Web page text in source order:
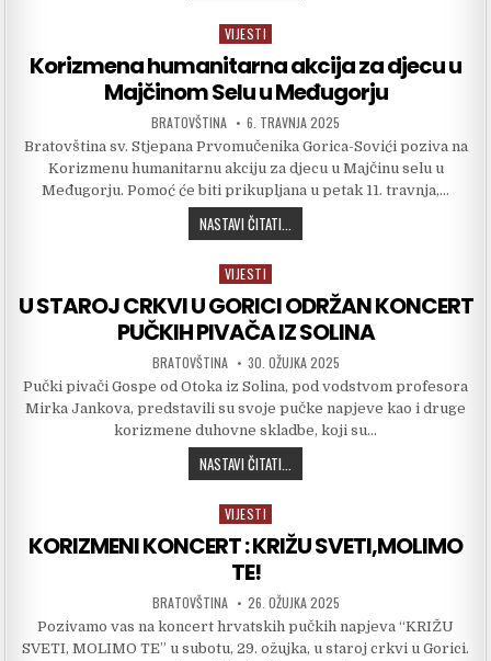
Posted in
VIJESTI
Korizmena humanitarna akcija za djecu u
Majčinom Selu u Međugorju
AUTHOR:
BRATOVŠTINA PUBLISHED DATE:
6. TRAVNJA 2025
Bratovština sv. Stjepana Prvomučenika Gorica-Sovići poziva na
Korizmenu humanitarnu akciju za djecu u Majčinu selu u
Međugorju. Pomoć će biti prikupljana u petak 11. travnja,…
NASTAVI ČITATI...
Posted in
VIJESTI
U STAROJ CRKVI U GORICI ODRŽAN KONCERT
PUČKIH PIVAČA IZ SOLINA
AUTHOR:
BRATOVŠTINA PUBLISHED DATE:
30. OŽUJKA 2025
Pučki pivači Gospe od Otoka iz Solina, pod vodstvom profesora
Mirka Jankova, predstavili su svoje pučke napjeve kao i druge
korizmene duhovne skladbe, koji su…
NASTAVI ČITATI...
Posted in
VIJESTI
KORIZMENI KONCERT : KRIŽU SVETI,MOLIMO
TE!
AUTHOR:
BRATOVŠTINA PUBLISHED DATE:
26. OŽUJKA 2025
Pozivamo vas na koncert hrvatskih pučkih napjeva “KRIŽU
SVETI, MOLIMO TE” u subotu, 29. ožujka, u staroj crkvi u Gorici.